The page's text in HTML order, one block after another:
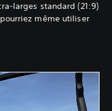
larges standard (21:9)
même utiliser